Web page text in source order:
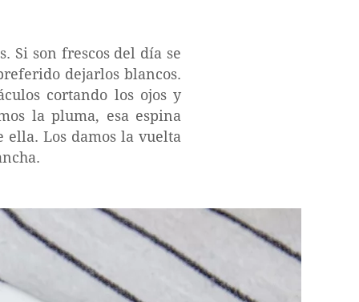
Si son frescos del día se
dejarlos blancos.
cortando los ojos y
la pluma, esa espina
Los damos la vuelta